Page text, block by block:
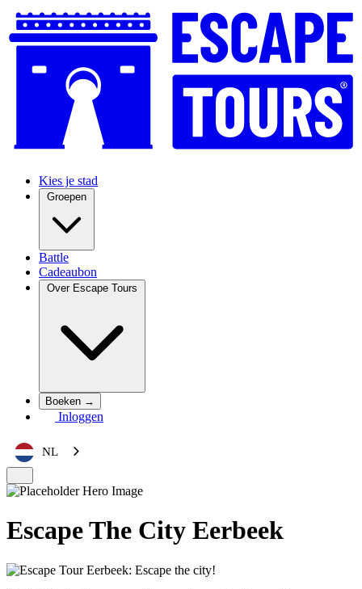
Kies je stad
Groepen
Battle
Cadeaubon
Over Escape Tours
Boeken →
Inloggen
NL
Escape The City Eerbeek